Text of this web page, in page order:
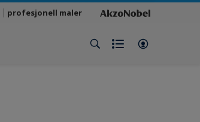
profesjonell maler